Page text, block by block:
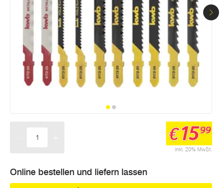
inkl. 20% MwSt.
€1599
Online bestellen und liefern lassen